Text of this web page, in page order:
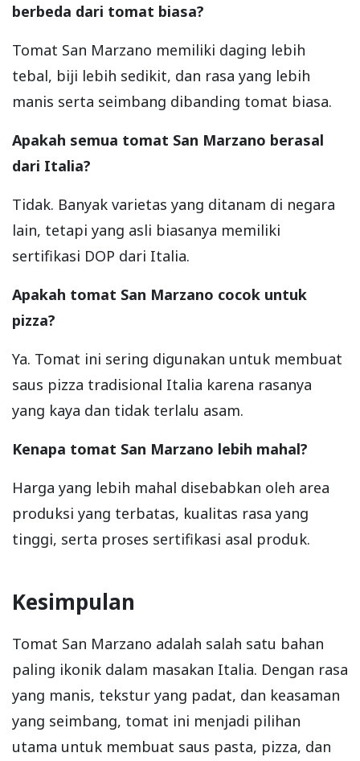
berbeda dari tomat biasa?
Tomat San Marzano memiliki daging lebih
tebal, biji lebih sedikit, dan rasa yang lebih
manis serta seimbang dibanding tomat biasa.
Apakah semua tomat San Marzano berasal
dari Italia?
Tidak. Banyak varietas yang ditanam di negara
lain, tetapi yang asli biasanya memiliki
sertifikasi DOP dari Italia.
Apakah tomat San Marzano cocok untuk
pizza?
Ya. Tomat ini sering digunakan untuk membuat
saus pizza tradisional Italia karena rasanya
yang kaya dan tidak terlalu asam.
Kenapa tomat San Marzano lebih mahal?
Harga yang lebih mahal disebabkan oleh area
produksi yang terbatas, kualitas rasa yang
tinggi, serta proses sertifikasi asal produk.
Kesimpulan
Tomat San Marzano adalah salah satu bahan
paling ikonik dalam masakan Italia. Dengan rasa
yang manis, tekstur yang padat, dan keasaman
yang seimbang, tomat ini menjadi pilihan
utama untuk membuat saus pasta, pizza, dan